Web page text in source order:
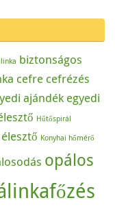
biztonságos
cefre cefrézés
ajándék egyedi
Hűtőspirál
Konyhai hőmérő
opálos